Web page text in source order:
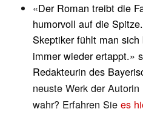
«Der Roman treibt die
humorvoll auf die
Skeptiker fühlt man sich
immer wieder ertappt.»
Redakteurin des
neuste Werk der Autorin
wahr? Erfahren Sie es